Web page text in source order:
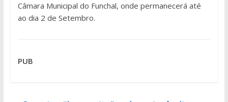
Câmara Municipal do Funchal, onde permanecerá até
ao dia 2 de Setembro.
PUB